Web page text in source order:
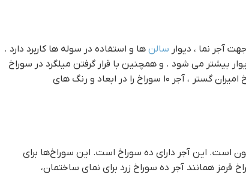
سالن ها و استفاده در سوله ها کاربرد دارد .